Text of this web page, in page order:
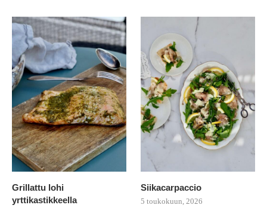
Grillattu lohi
yrttikastikkeella
Siikacarpaccio
5 toukokuun, 2026